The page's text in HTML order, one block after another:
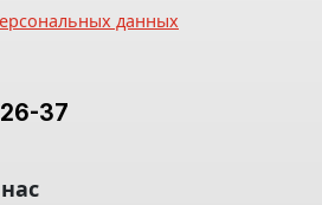
данных
37